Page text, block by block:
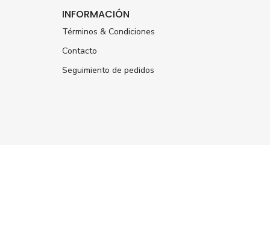
INFORMACIÓN
Términos & Condiciones
Contacto
Seguimiento de pedidos